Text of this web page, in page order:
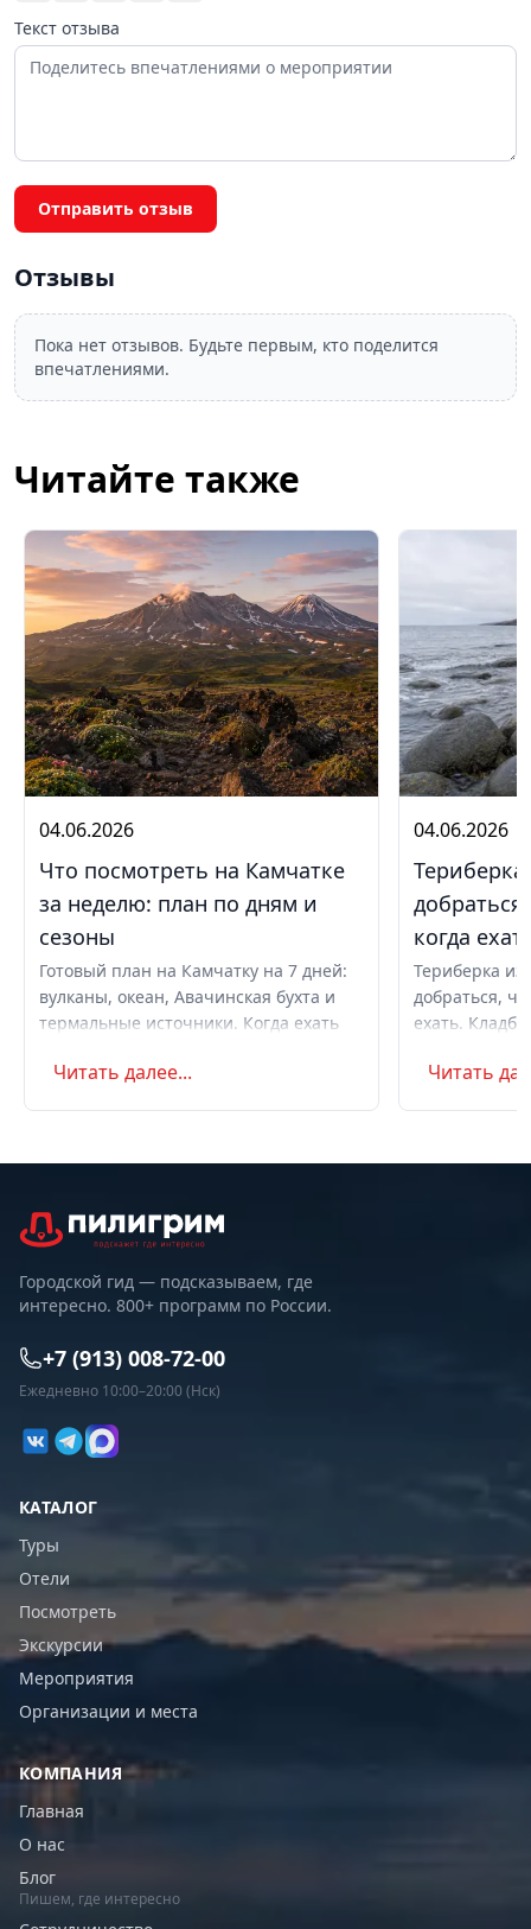
Текст отзыва
Отправить отзыв
Отзывы
Пока нет отзывов. Будьте первым, кто поделится
впечатлениями.
Читайте также
04.06.2026
Что посмотреть на Камчатке
за неделю: план по дням и
сезоны
Готовый план на Камчатку на 7 дней:
вулканы, океан, Авачинская бухта и
термальные источники. Когда ехать
самостоятельно или с туром.
Читать далее...
04.06.2026
когда
Териберка
добраться,
ехать.
Маршрут на
Читать
Городской гид — подсказываем, где
интересно. 800+ программ по России.
+7 (913) 008-72-00
Ежедневно 10:00–20:00 (Нск)
КАТАЛОГ
Туры
Отели
Посмотреть
Экскурсии
Мероприятия
Организации и места
КОМПАНИЯ
Главная
О нас
Блог
Пишем, где интересно